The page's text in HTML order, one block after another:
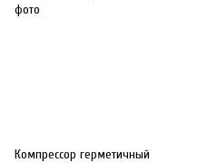
Компрессор герметичный